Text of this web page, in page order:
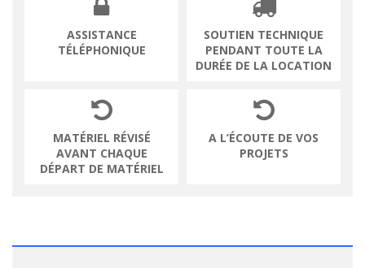
ASSISTANCE
TÉLÉPHONIQUE
SOUTIEN TECHNIQUE
PENDANT TOUTE LA
DURÉE DE LA LOCATION
MATÉRIEL RÉVISÉ
AVANT CHAQUE
DÉPART DE MATÉRIEL
A L’ÉCOUTE DE VOS
PROJETS